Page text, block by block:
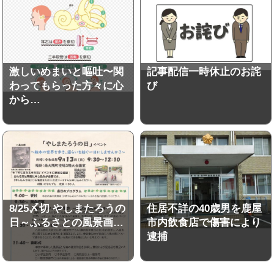
激しいめまいと嘔吐〜関
わってもらった方々に心
から…
記事配信一時休止のお詫
び
8/25〆切 やしまたろうの
日～ふるさとの風景画…
住居不詳の40歳男を鹿屋
市内飲食店で傷害により
逮捕